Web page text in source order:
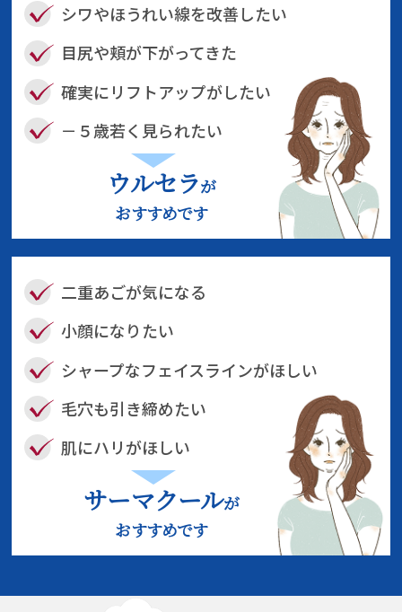
シワやほうれい線を改善したい
目尻や頬が下がってきた
確実にリフトアップがしたい
－５歳若く見られたい
ウルセラが
おすすめです
二重あごが気になる
小顔になりたい
シャープなフェイスラインがほしい
毛穴も引き締めたい
肌にハリがほしい
サーマクールが
おすすめです